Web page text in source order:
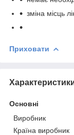
зміна місць
Приховати
Основні
Виробник
Країна виробник